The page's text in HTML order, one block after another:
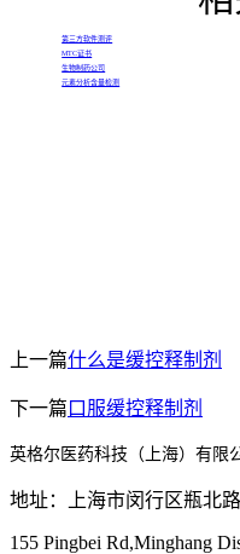
第三方软件测评
MTC证书
生物制药公司
元素分析含量检测
上一篇什么是缓控释制剂
下一篇 口服缓控释制剂
英格尔医药科技（上海）有限
地址：上海市闵行区瓶北
155 Pingbei Rd,Minghang